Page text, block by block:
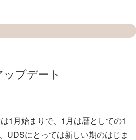
プデート
1月始まりで、1月は暦としての1
UDSにとっては新しい期のはじま